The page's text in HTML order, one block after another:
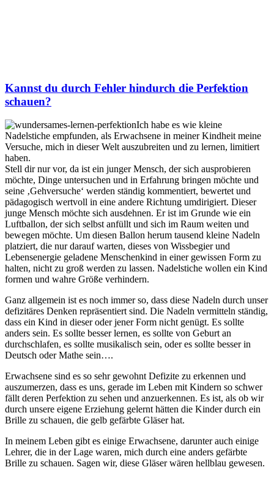
Kannst du durch Fehler hindurch die Perfektion
schauen?
Ich habe es wie kleine
Nadelstiche empfunden, als Erwachsene in meiner Kindheit meine
Versuche, mich in dieser Welt auszubreiten und zu lernen, limitiert
haben.
Stell dir nur vor, da ist ein junger Mensch, der sich ausprobieren
möchte, Dinge untersuchen und in Erfahrung bringen möchte und
seine ‚Gehversuche‘ werden ständig kommentiert, bewertet und
pädagogisch wertvoll in eine andere Richtung umdirigiert. Dieser
junge Mensch möchte sich ausdehnen. Er ist im Grunde wie ein
Luftballon, der sich selbst anfüllt und sich im Raum weiten und
bewegen möchte. Um diesen Ballon herum tausend kleine Nadeln
platziert, die nur darauf warten, dieses von Wissbegier und
Lebensenergie geladene Menschenkind in einer gewissen Form zu
halten, nicht zu groß werden zu lassen. Nadelstiche wollen ein Kind
formen und wahre Größe verhindern.
Ganz allgemein ist es noch immer so, dass diese Nadeln durch unser
defizitäres Denken repräsentiert sind. Die Nadeln vermitteln ständig,
dass ein Kind in dieser oder jener Form nicht genügt. Es sollte
anders sein. Es sollte besser lernen, es sollte von Geburt an
durchschlafen, es sollte musikalisch sein, oder es sollte besser in
Deutsch oder Mathe sein….
Erwachsene sind es so sehr gewohnt Defizite zu erkennen und
auszumerzen, dass es uns, gerade im Leben mit Kindern so schwer
fällt deren Perfektion zu sehen und anzuerkennen. Es ist, als ob wir
durch unsere eigene Erziehung gelernt hätten die Kinder durch ein
Brille zu schauen, die gelb gefärbte Gläser hat.
In meinem Leben gibt es einige Erwachsene, darunter auch einige
Lehrer, die in der Lage waren, mich durch eine anders gefärbte
Brille zu schauen. Sagen wir, diese Gläser wären hellblau gewesen.